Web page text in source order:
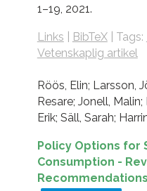
1–19, 2021.
Links BibTeX| Tags:
Vetenskaplig artikel
Röös, Elin; Larsson,
Resare; Jonell,
Erik; Säll, Sarah;
Policy Options for
Consumption -